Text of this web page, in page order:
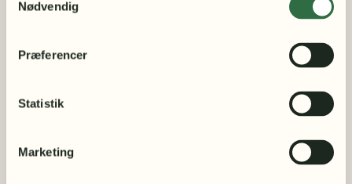
Nødvendig
Præferencer
Statistik
Marketing
Glaskuglen er 8 cm i diameter produceret i Kina af
Find mandelgave ideer her